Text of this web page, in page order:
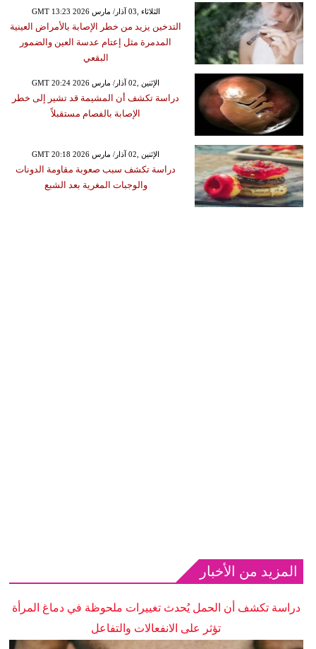
GMT 13:23 2026 الثلاثاء ,03 آذار/ مارس
التدخين يزيد من خطر الإصابة بالأمراض العينية
المدمرة مثل إعتام عدسة العين والضمور
البقعي
GMT 20:24 2026 الإثنين ,02 آذار/ مارس
دراسة تكشف أن المشيمة قد تشير إلى خطر
الإصابة بالفصام مستقبلاً
GMT 20:18 2026 الإثنين ,02 آذار/ مارس
دراسة تكشف سبب صعوبة مقاومة الدونات
والوجبات المغرية بعد الشبع
المزيد من الأخبار
دراسة تكشف أن الحمل يُحدث تغييرات ملحوظة في دماغ المرأة
تؤثر على الانفعالات والتفاعل